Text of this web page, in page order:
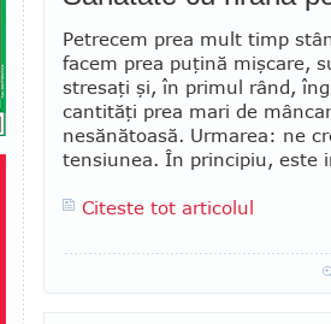
Petrecem prea mult timp
facem prea puţină mişcare,
stresaţi şi, în pri­mul rând,
cantităţi prea mari de
nesănătoasă. Urmarea: ne
tensiunea. În principiu, este
Citeste tot articolul